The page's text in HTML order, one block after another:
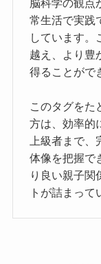
脳科学の観点
常生活で実践
しています。
越え、より豊
得ることがで
このタグをた
方は、効率的
上級者まで
体像を把握で
り良い親子関
トが詰まって